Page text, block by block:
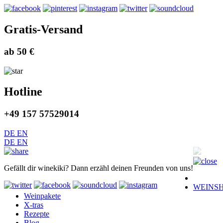
Gratis-Versand
ab 50 €
Hotline
+49 157 57529014
DE EN
DE EN
Gefällt dir winekiki? Dann erzähl deinen Freunden von uns!
Weinpakete
X-tras
Rezepte